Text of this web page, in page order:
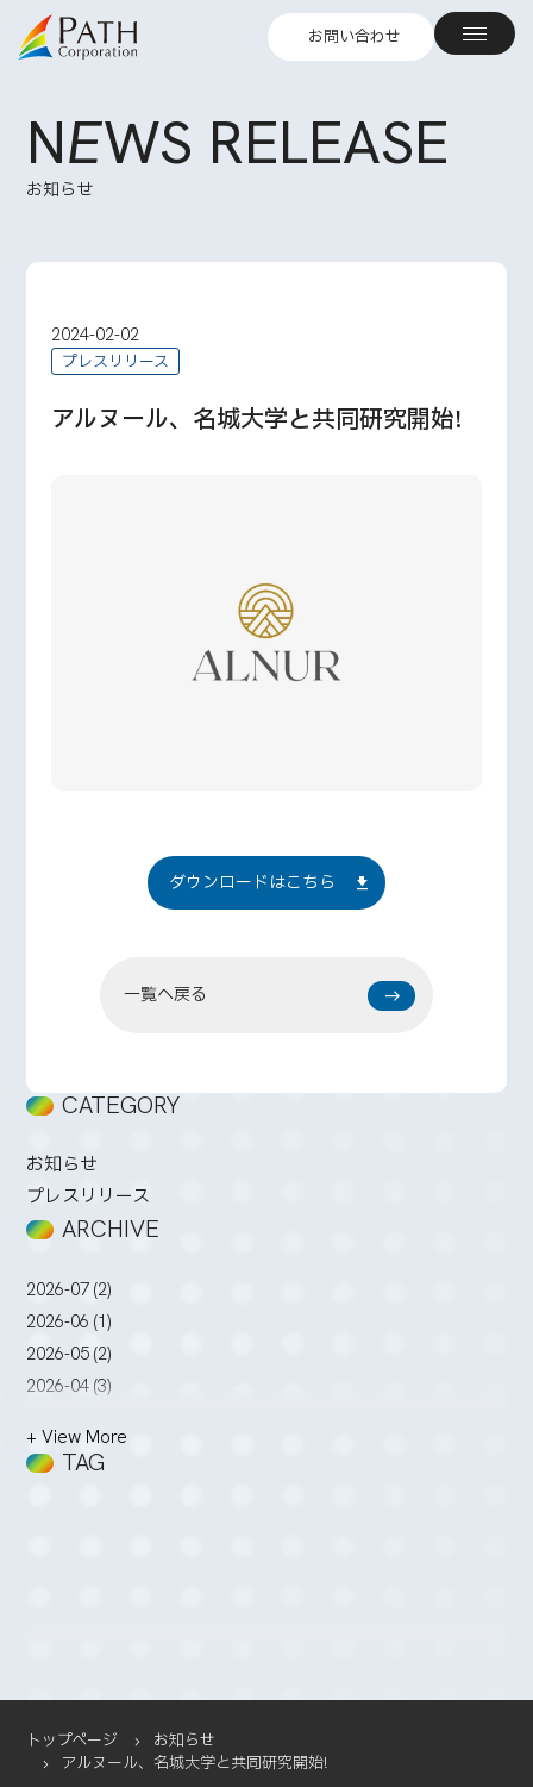
お問い合わせ
NEWS RELEASE
お知らせ
CATEGORY
お知らせ
プレスリリース
ARCHIVE
2026-07 (2)
2026-06 (1)
2026-05 (2)
2026-04 (3)
2026-02 (3)
2025-06 (2)
2025-05 (1)
2025-04 (11)
+ View More
TAG
2024-02-02
プレスリリース
アルヌール、名城大学と共同研究開始!
ダウンロードはこちら
一覧へ戻る
トップページ
お知らせ
アルヌール、名城大学と共同研究開始!